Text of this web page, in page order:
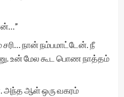
நான் நம்பமாட்டேன். நீ
உன் மேல கூட பொண நாத்தம்
அந்த ஆள் ஒரு வகரம்